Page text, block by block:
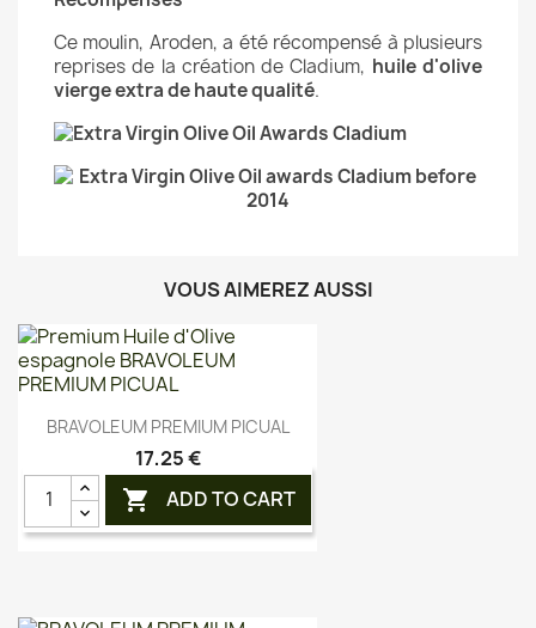
Ce moulin, Aroden, a été récompensé à plusieurs
reprises de la création de Cladium, huile d'olive
vierge extra de haute qualité.
VOUS AIMEREZ AUSSI
Aperçu rapide
BRAVOLEUM PREMIUM PICUAL
17,25 €
 ADD TO CART